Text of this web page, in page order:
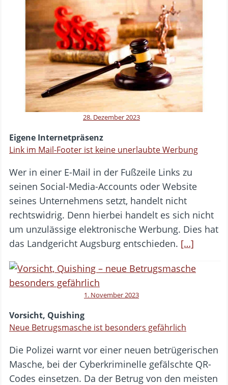
28. Dezember 2023
Eigene Internetpräsenz
Link im Mail-Footer ist keine unerlaubte Werbung
Wer in einer E-Mail in der Fußzeile Links zu
seinen Social-Media-Accounts oder Website
seines Unternehmens setzt, handelt nicht
rechtswidrig. Denn hierbei handelt es sich nicht
um unzulässige elektronische Werbung. Dies hat
das Landgericht Augsburg entschieden. […]
1. November 2023
Vorsicht, Quishing
Neue Betrugsmasche ist besonders gefährlich
Die Polizei warnt vor einer neuen betrügerischen
Masche, bei der Cyberkriminelle gefälschte QR-
Codes einsetzen. Da der Betrug von den meisten